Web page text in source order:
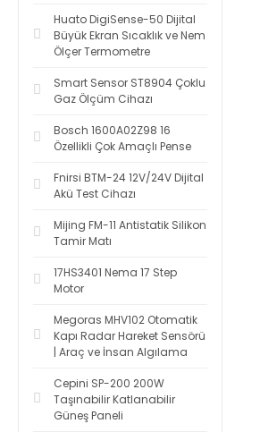
Huato DigiSense-50 Dijital
Büyük Ekran Sıcaklık ve Nem
Ölçer Termometre
Smart Sensor ST8904 Çoklu
Gaz Ölçüm Cihazı
Bosch 1600A02Z98 16
Özellikli Çok Amaçlı Pense
Fnirsi BTM-24 12V/24V Dijital
Akü Test Cihazı
Mijing FM-11 Antistatik Silikon
Tamir Matı
17HS3401 Nema 17 Step
Motor
Megoras MHV102 Otomatik
Kapı Radar Hareket Sensörü
| Araç ve İnsan Algılama
Cepini SP-200 200W
Taşınabilir Katlanabilir
Güneş Paneli